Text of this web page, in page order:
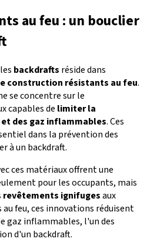
au feu : un bouclier
backdrafts réside dans
construction résistants au feu.
se concentre sur le
capables de limiter la
des gaz inflammables. Ces
dans la prévention des
à un backdraft.
ces matériaux offrent une
pour les occupants, mais
revêtements ignifugesaux
feu, ces innovations réduisent
gaz inflammables, l'un des
d'un backdraft.